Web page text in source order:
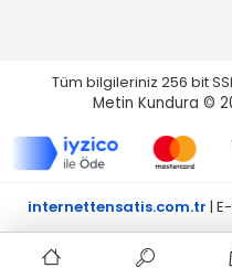
Tüm bilgileriniz 256 bit
Metin Kundura ©
internettensatis.com.tr |